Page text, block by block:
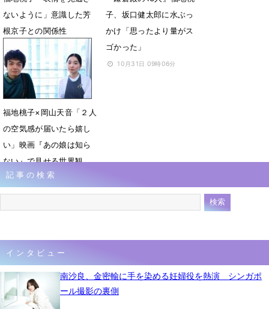
ないように」意識した芳
根京子との関係性
4月26日 18時00分
子、坂口健太郎に水ぶっ
かけ「思ったより量がス
ゴかった」
10月31日 09時06分
福地桃子×岡山天音「２人
の空気感が届いたら嬉し
い」映画『あの娘は知ら
ない』で見せる世界観
10月3日 18時00分
記事の検索
インタビュー
南沙良、金密輸に手を染める妊婦役を熱演 シンガポ
ール撮影の裏側